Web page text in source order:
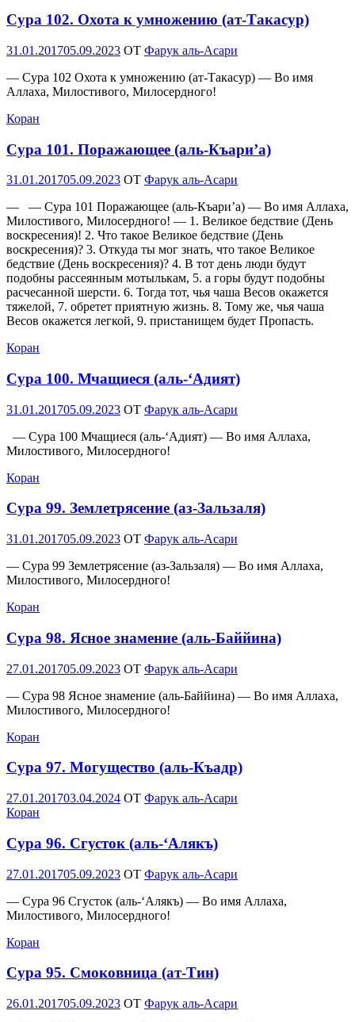
Сура 102. Охота к умножению (ат-Такасур)
Опубликовано
31.01.201705.09.2023 OT Фарук аль-Асари
— Сура 102 Охота к умножению (ат-Такасур) — Во имя
Аллаха, Милостивого, Милосердного!
Коран
Сура 101. Поражающее (аль-Къари’а)
Опубликовано
31.01.201705.09.2023 OT Фарук аль-Асари
— — Сура 101 Поражающее (аль-Къари’а) — Во имя Аллаха,
Милостивого, Милосердного! — 1. Великое бедствие (День
воскресения)! 2. Что такое Великое бедствие (День
воскресения)? 3. Откуда ты мог знать, что такое Великое
бедствие (День воскресения)? 4. В тот день люди будут
подобны рассеянным мотылькам, 5. а горы будут подобны
расчесанной шерсти. 6. Тогда тот, чья чаша Весов окажется
тяжелой, 7. обретет приятную жизнь. 8. Тому же, чья чаша
Весов окажется легкой, 9. пристанищем будет Пропасть.
Коран
Сура 100. Мчащиеся (аль-‘Адият)
Опубликовано
31.01.201705.09.2023 OT Фарук аль-Асари
— Сура 100 Мчащиеся (аль-‘Адият) — Во имя Аллаха,
Милостивого, Милосердного!
Коран
Сура 99. Землетрясение (аз-Зальзаля)
Опубликовано
31.01.201705.09.2023 OT Фарук аль-Асари
— Сура 99 Землетрясение (аз-Зальзаля) — Во имя Аллаха,
Милостивого, Милосердного!
Коран
Сура 98. Ясное знамение (аль-Баййина)
Опубликовано
27.01.201705.09.2023 OT Фарук аль-Асари
— Сура 98 Ясное знамение (аль-Баййина) — Во имя Аллаха,
Милостивого, Милосердного!
Коран
Сура 97. Могущество (аль-Къадр)
Опубликовано
27.01.201703.04.2024 OT Фарук аль-Асари
Коран
Сура 96. Сгусток (аль-‘Алякъ)
Опубликовано
27.01.201705.09.2023 OT Фарук аль-Асари
— Сура 96 Сгусток (аль-‘Алякъ) — Во имя Аллаха,
Милостивого, Милосердного!
Коран
Сура 95. Смоковница (ат-Тин)
Опубликовано
26.01.201705.09.2023 OT Фарук аль-Асари